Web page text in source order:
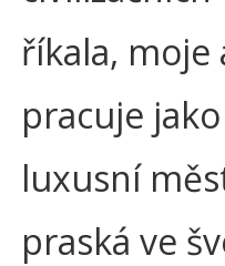
říkala,
pracuje
luxusní
praská ve